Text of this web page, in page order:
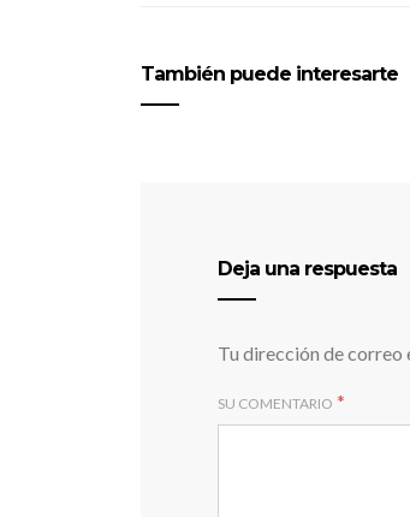
También puede interesarte
Deja una respuesta
Tu dirección de correo
SU COMENTARIO *